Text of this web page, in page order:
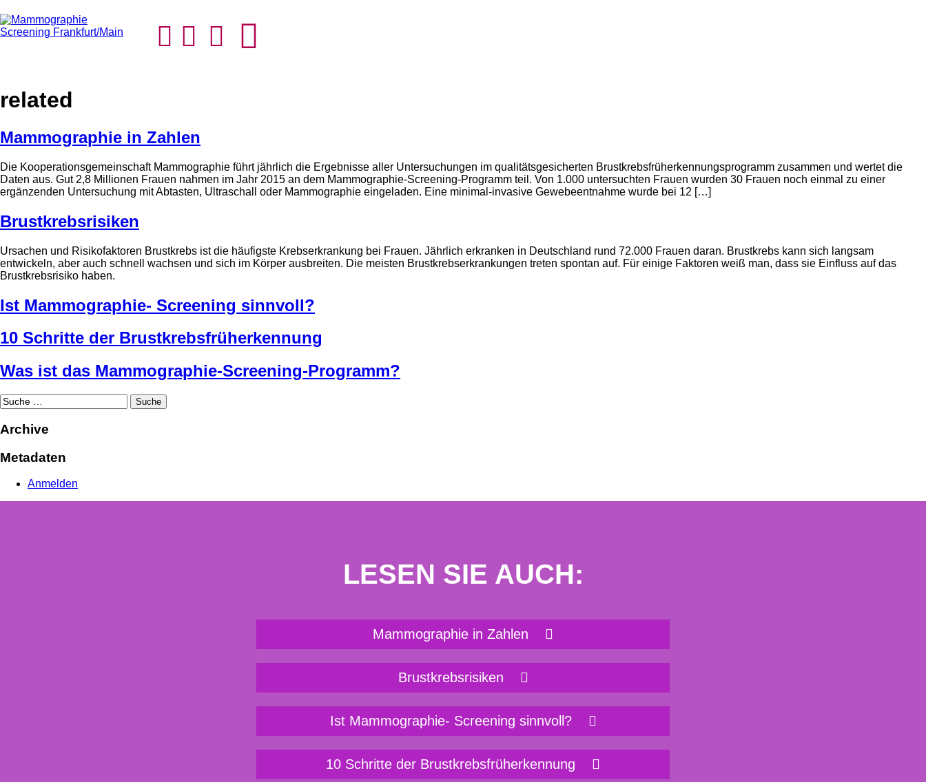
related
Mammographie in Zahlen
Die Kooperationsgemeinschaft Mammographie führt jährlich die Ergebnisse aller Untersuchungen im qualitätsgesicherten Brustkrebsfrüherkennungsprogramm zusammen und wertet die
Daten aus. Gut 2,8 Millionen Frauen nahmen im Jahr 2015 an dem Mammographie-Screening-Programm teil. Von 1.000 untersuchten Frauen wurden 30 Frauen noch einmal zu einer
ergänzenden Untersuchung mit Abtasten, Ultraschall oder Mammographie eingeladen. Eine minimal-invasive Gewebeentnahme wurde bei 12 […]
Brustkrebsrisiken
Ursachen und Risikofaktoren Brustkrebs ist die häufigste Krebserkrankung bei Frauen. Jährlich erkranken in Deutschland rund 72.000 Frauen daran. Brustkrebs kann sich langsam
entwickeln, aber auch schnell wachsen und sich im Körper ausbreiten. Die meisten Brustkrebserkrankungen treten spontan auf. Für einige Faktoren weiß man, dass sie Einfluss auf das
Brustkrebsrisiko haben.
Ist Mammographie- Screening sinnvoll?
10 Schritte der Brustkrebsfrüherkennung
Was ist das Mammographie-Screening-Programm?
Archive
Metadaten
Anmelden
LESEN SIE AUCH:
Mammographie in Zahlen
Brustkrebsrisiken
Ist Mammographie- Screening sinnvoll?
10 Schritte der Brustkrebsfrüherkennung